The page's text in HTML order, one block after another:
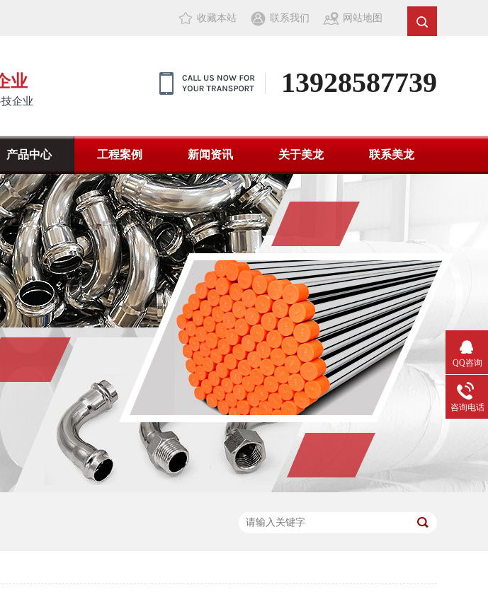
收藏本站 联系我们 网站地图
业
企业
13928587739
产品中心 工程案例 新闻资讯 关于美龙 联系美龙
QQ咨询
咨询电话